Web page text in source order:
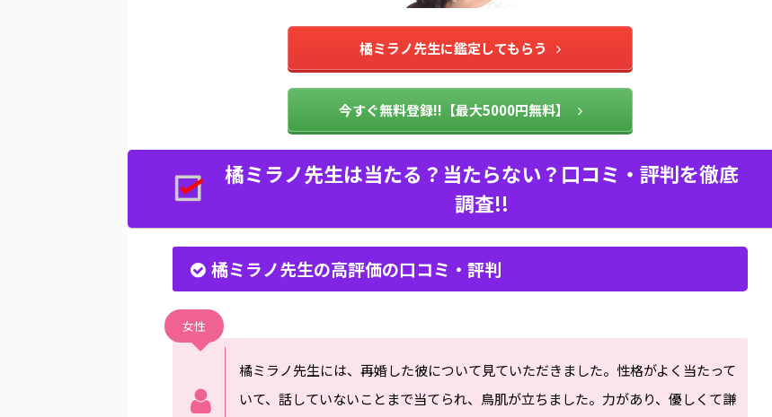
橘ミラノ先生に鑑定してもらう
今すぐ無料登録!!【最大5000円無料】
橘ミラノ先生は当たる？当たらない？口コミ・評判を徹底
調査!!
橘ミラノ先生の高評価の口コミ・評判
女性
橘ミラノ先生には、再婚した彼について見ていただきました。性格がよく当たって
いて、話していないことまで当てられ、鳥肌が立ちました。力があり、優しくて謙